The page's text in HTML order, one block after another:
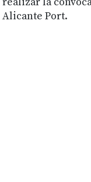
Alicante Port.